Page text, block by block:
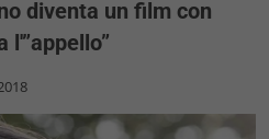
diventa un film con
l'”appello”